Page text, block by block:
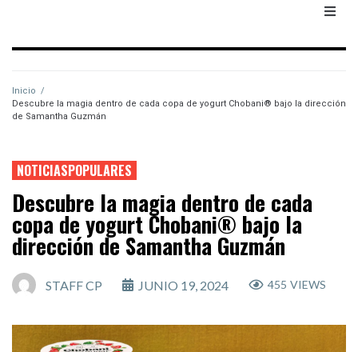
Inicio /
Descubre la magia dentro de cada copa de yogurt Chobani® bajo la dirección
de Samantha Guzmán
NOTICIASPOPULARES
Descubre la magia dentro de cada
copa de yogurt Chobani® bajo la
dirección de Samantha Guzmán
STAFF CP JUNIO 19, 2024 455 VIEWS